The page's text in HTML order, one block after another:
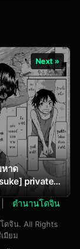
Next »
หาด
private
beach
ตำนานโดจิน
ดจิน. All Rights
มียม